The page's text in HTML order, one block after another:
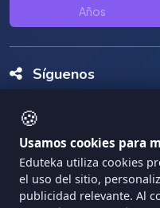
🍪
Usamos cookies para
Eduteka utiliza cookies
el uso del sitio,
publicidad relevante. Al
Años
Síguenos
Copyright Eduteka